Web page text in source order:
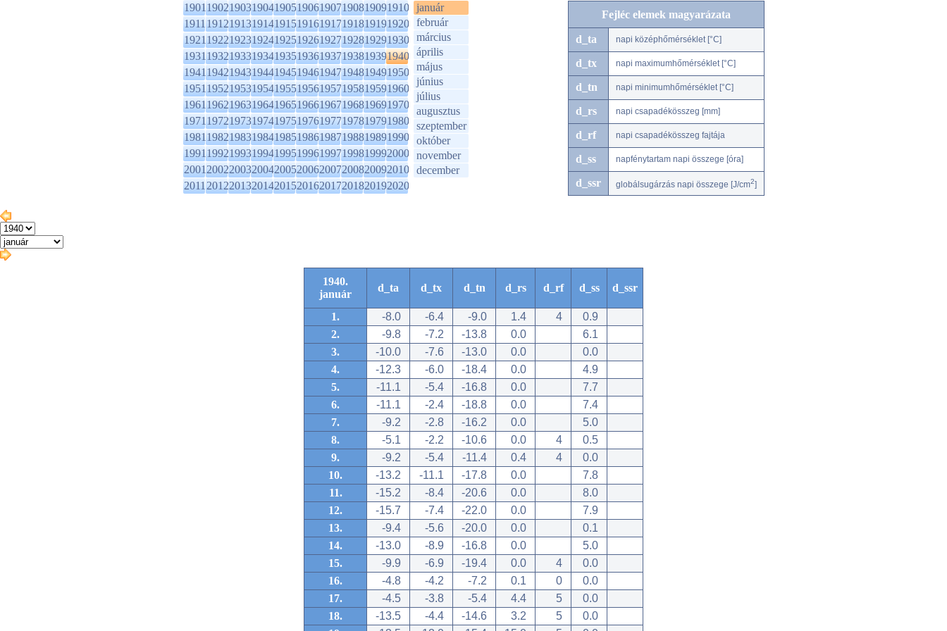
1901190219031904190519061907190819091910
1911191219131914191519161917191819191920
1921192219231924192519261927192819291930
1931193219331934193519361937193819391940
1941194219431944194519461947194819491950
1951195219531954195519561957195819591960
1961196219631964196519661967196819691970
1971197219731974197519761977197819791980
1981198219831984198519861987198819891990
1991199219931994199519961997199819992000
2001200220032004200520062007200820092010
2011201220132014201520162017201820192020
január
február
március
április
május
június
július
augusztus
szeptember
október
november
december
Fejléc elemek magyarázata
d_ta napi középhőmérséklet [°C]
d_tx napi maximumhőmérséklet [°C]
d_tn napi minimumhőmérséklet [°C]
d_rs napi csapadékösszeg [mm]
d_rf napi csapadékösszeg fajtája
d_ss napfénytartam napi összege [óra]
d_ssr globálsugárzás napi összege [J/cm2]
1940.
január
d_ta d_tx d_tn d_rs d_rf d_ss d_ssr
1. -8.0 -6.4 -9.0 1.4 4
0.9
2.
-9.8 -7.2 -13.8 0.0
6.1
3.
-10.0 -7.6 -13.0 0.0
0.0
4.
-12.3 -6.0 -18.4 0.0
4.9
5.
-11.1 -5.4 -16.8 0.0
7.7
6.
-11.1 -2.4 -18.8 0.0
7.4
7.
-9.2 -2.8 -16.2 0.0
5.0
8.
-5.1 -2.2 -10.6 0.0 4
0.5
9.
-9.2 -5.4 -11.4 0.4 4
0.0
10.
-13.2 -11.1 -17.8 0.0
7.8
11.
-15.2 -8.4 -20.6 0.0
8.0
12.
-15.7 -7.4 -22.0 0.0
7.9
13.
-9.4 -5.6 -20.0 0.0
0.1
14.
-13.0 -8.9 -16.8 0.0
5.0
15.
-9.9 -6.9 -19.4 0.0 4
0.0
16.
-4.8 -4.2 -7.2 0.1 0
0.0
17.
-4.5 -3.8 -5.4 4.4 5
0.0
18.
-13.5 -4.4 -14.6 3.2 5
0.0